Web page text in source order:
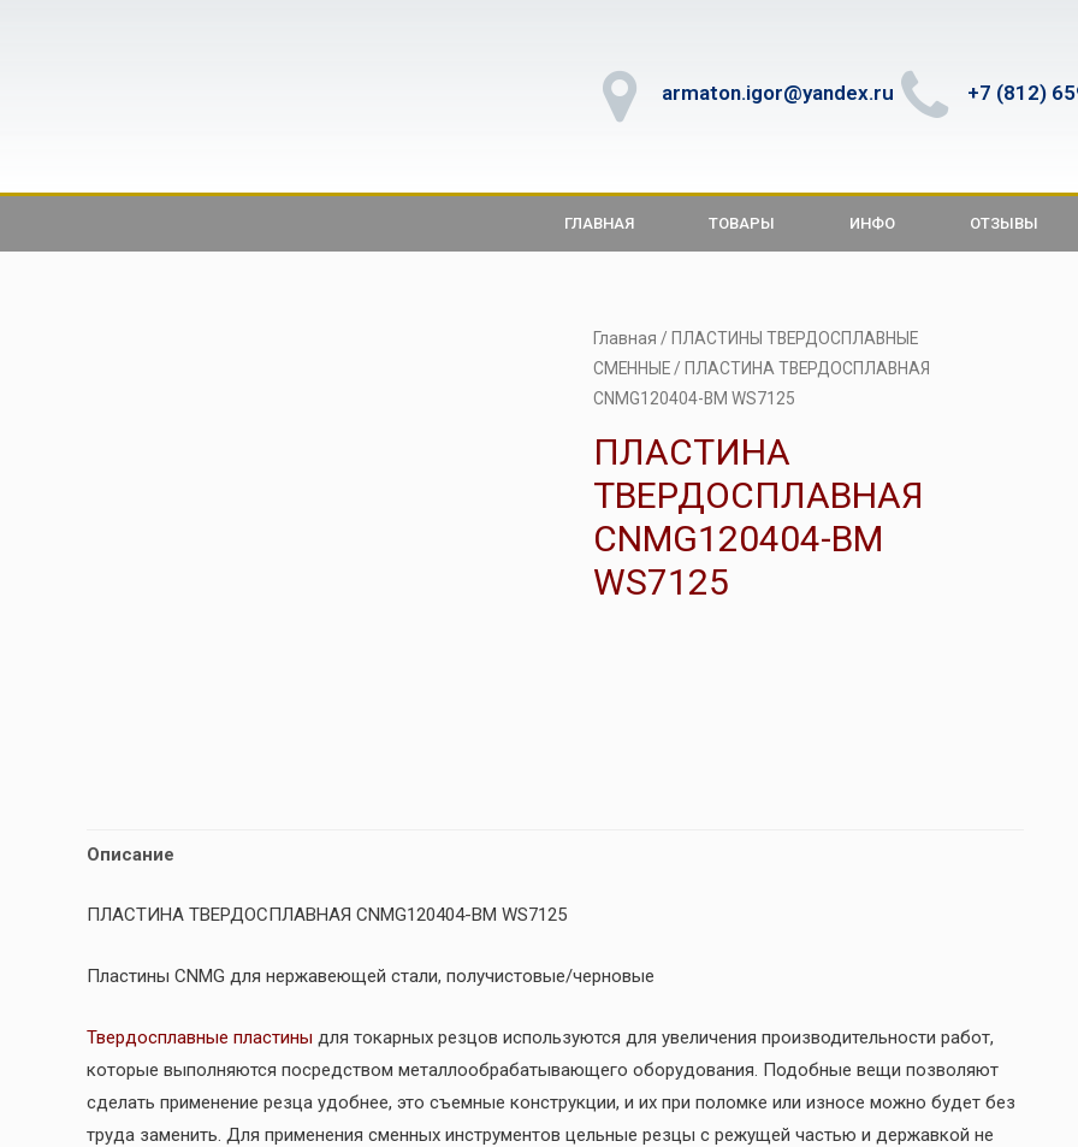
armaton.igor@yandex.ru +7 (812)
ГЛАВНАЯ ТОВАРЫ ИНФО ОТЗЫВЫ
Главная / ПЛАСТИНЫ ТВЕРДОСПЛАВНЫЕ
СМЕННЫЕ/ ПЛАСТИНА ТВЕРДОСПЛАВНАЯ
CNMG120404-BM WS7125
ПЛАСТИНА
ТВЕРДОСПЛАВНАЯ
CNMG120404-BM
WS7125
Описание
ПЛАСТИНА ТВЕРДОСПЛАВНАЯ CNMG120404-BM WS7125
Пластины CNMG для нержавеющей стали, получистовые/черновые
Твердосплавные пластины для токарных резцов используются для увеличения производительности работ,
которые выполняются посредством металлообрабатывающего оборудования. Подобные вещи позволяют
сделать применение резца удобнее, это съемные конструкции, и их при поломке или износе можно будет без
труда заменить. Для применения сменных инструментов цельные резцы с режущей частью и державкой не